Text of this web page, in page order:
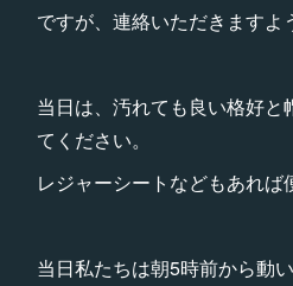
ですが、連絡いただきますよ
当日は、汚れても良い格好と
てください。
レジャーシートなどもあれば
当日私たちは朝5時前から動